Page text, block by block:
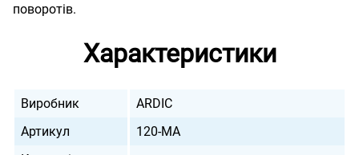
поворотів.
Характеристики
Виробник
ARDIC
Артикул
120-MA